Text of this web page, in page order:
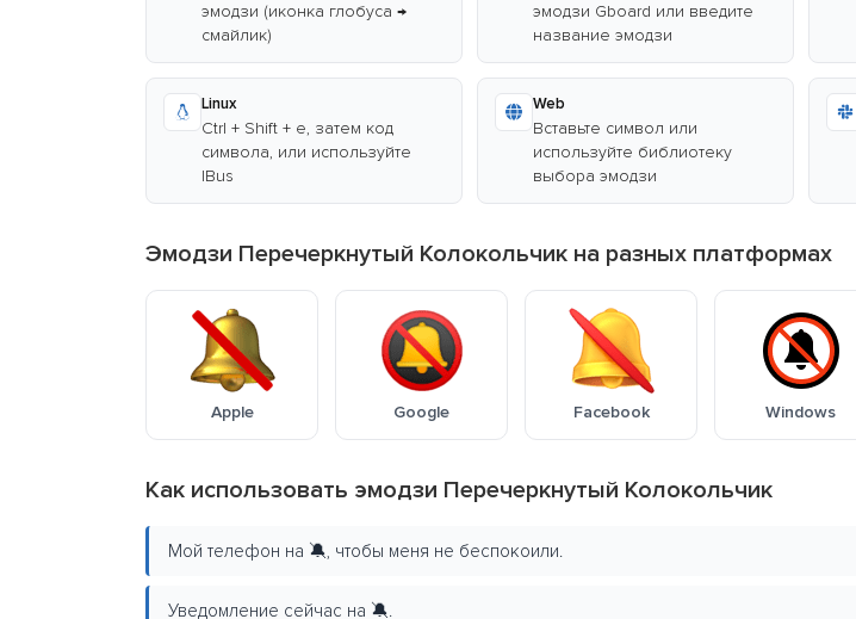
эмодзи (иконка глобуса →
смайлик)
эмодзи Gboard или введите
название эмодзи
Linux
Ctrl + Shift + e, затем код
символа, или используйте
IBus
Web
Вставьте символ или
используйте библиотеку
выбора эмодзи
Эмодзи Перечеркнутый Колокольчик на разных платформах
Apple Google Facebook Windows
Как использовать эмодзи Перечеркнутый Колокольчик
Мой телефон на 🔕, чтобы меня не беспокоили.
Уведомление сейчас на 🔕.